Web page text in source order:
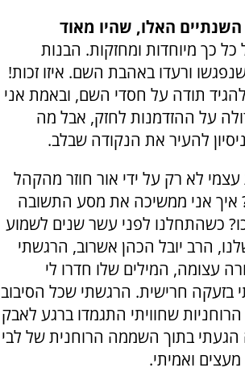
האלו, שהיו מאוד
כל כך מיוחדות ומחזקות. הבנות
ורעדו באהבת השם. איזו זכות!
תודה על חסדי השם, ובאמת אני
על ההזדמנות לחזק, אבל מה
להעיר את הנקודה שבלב.
לא רק על ידי אור חוזר מהקהל
איך אני ממשיכה את מסע התשובה
כשהתחלנו לפני עשר שנים לשמוע
הרב יובל הכהן אשרוב, הרגשתי
עצומה, המילים שלו חדרו לי
בזעקה חרישית. הרגשתי שכל הסיבוב
שחוויתי התגמדו ברגע לאבק
הגעתי בתוך השממה הרוחנית של לבי
ואמיתי.